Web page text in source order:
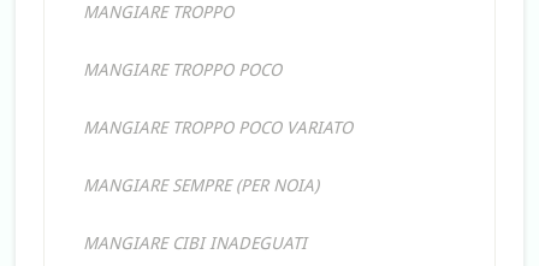
MANGIARE TROPPO
MANGIARE TROPPO POCO
MANGIARE TROPPO POCO VARIATO
MANGIARE SEMPRE (PER NOIA)
MANGIARE CIBI INADEGUATI